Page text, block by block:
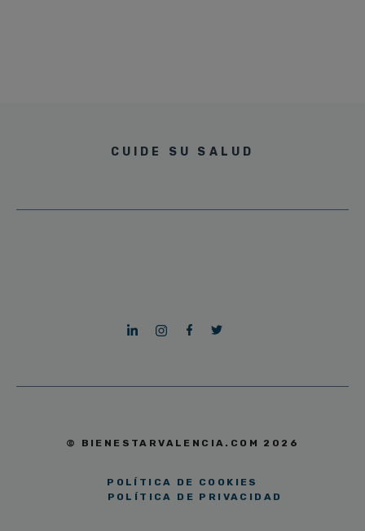
CUIDE SU SALUD
© BIENESTARVALENCIA.COM 2026
POLÍTICA DE COOKIES
POLÍTICA DE PRIVACIDAD